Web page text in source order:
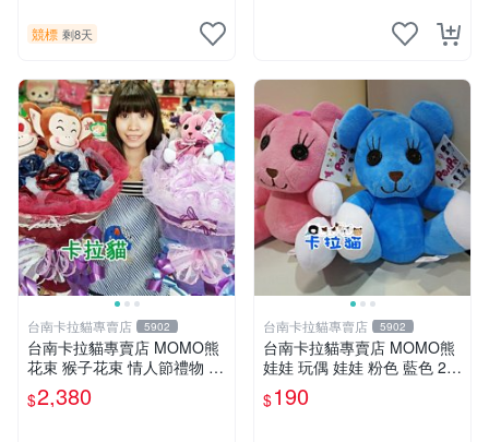
競標 剩8天
台南卡拉貓專賣店 5902
台南卡拉貓專賣店 MOMO熊
花束 猴子花束 情人節禮物 二
選一 可繡字 可今天寄明天到
$2,380
台南卡拉貓專賣店 5902
台南卡拉貓專賣店 MOMO熊
娃娃 玩偶 娃娃 粉色 藍色 2色
分售
$190